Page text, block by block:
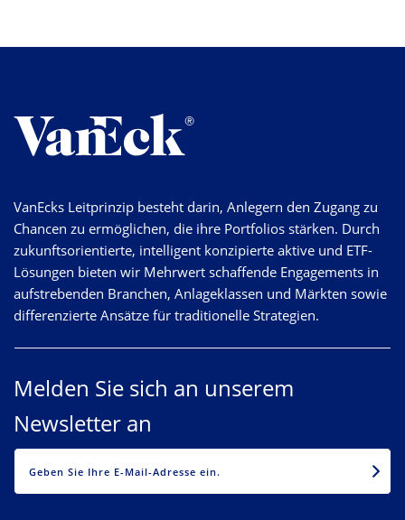
VanEcks Leitprinzip besteht darin, Anlegern den Zugang zu
Chancen zu ermöglichen, die ihre Portfolios stärken. Durch
zukunftsorientierte, intelligent konzipierte aktive und ETF-
Lösungen bieten wir Mehrwert schaffende Engagements in
aufstrebenden Branchen, Anlageklassen und Märkten sowie
differenzierte Ansätze für traditionelle Strategien.
Melden Sie sich an unserem
Newsletter an